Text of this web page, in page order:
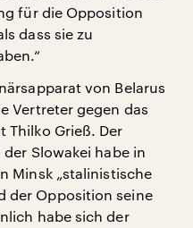
für die Opposition
dass sie zu
von Belarus
Vertreter gegen das
Thilko Grieß. Der
Slowakei habe in
Minsk „stalinistische
der Opposition seine
habe sich der